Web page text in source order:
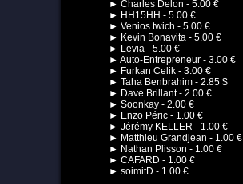
► Charles Delon - 5.00 €
► HH15HH - 5.00 €
► Venios twich - 5.00 €
► Kevin Bonavita - 5.00 €
► Levia - 5.00 €
► Auto-Entrepreneur - 3.00 €
► Furkan Celik - 3.00 €
► Taha Benbrahim - 2.85 $
► Dave Brillant - 2.00 €
► Soonkay - 2.00 €
► Enzo Péric - 1.00 €
► Jérémy KELLER - 1.00 €
► Matthieu Grandjean - 1.00 €
► Nathan Plisson - 1.00 €
► CAFARD - 1.00 €
► soimitD - 1.00 €